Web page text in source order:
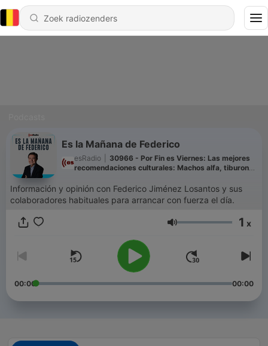
Es la Mañana de Federico
esRadio
30966 - Por Fin es Viernes: Las mejores
recomendaciones culturales: Machos alfa, tiburones
Información y opinión con Federico Jiménez Losantos y sus
colaboradores habituales para arrancar con fuerza el día.
Volume 1 x
00:00 00:00